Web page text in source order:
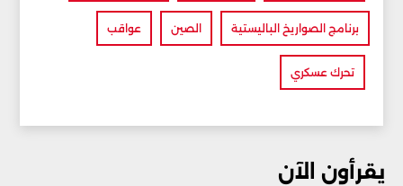
برنامج الصواريخ الباليستية الصين عواقب
تحرك عسكري
يقرأون الآن